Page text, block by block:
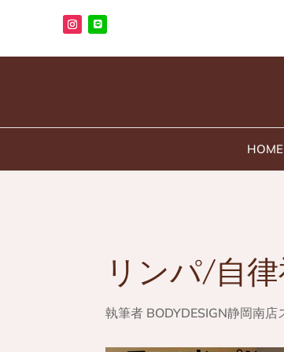
HOME
リンパ/自
執筆者 BODYDESIGN静岡南店